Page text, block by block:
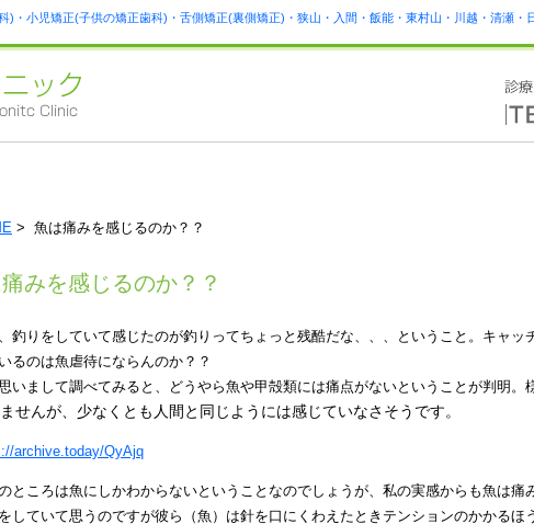
小児矯正(子供の矯正歯科)・舌側矯正(裏側矯正)・狭山・入間・飯能・東村山・川越・清瀬・
> 魚は痛みを感じるのか？？
みを感じるのか？？
釣りをしていて感じたのが釣りってちょっと残酷だな、、、ということ。キャ
るのは魚虐待にならんのか？？
いまして調べてみると、どうやら魚や甲殻類には痛点がないということが判明。
せんが、少なくとも人間と同じようには感じていなさそうです。
archive.today/QyAjq
ところは魚にしかわからないということなのでしょうが、私の実感からも魚は痛
していて思うのですが彼ら（魚）は針を口にくわえたときテンションのかかるほ